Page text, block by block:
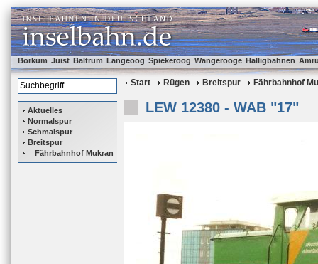
Borkum Juist Baltrum Langeoog Spiekeroog Wangerooge Halligbahnen
Aktuelles
Normalspur
Schmalspur
Breitspur
Fährbahnhof Mukran
Start Rügen Breitspur Fährbahnhof
LEW 12380 - WAB "17"